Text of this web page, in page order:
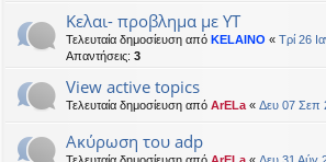
Κελαι- προβλημα με ΥΤ
Τελευταία δημοσίευση από KELAINO « Τρί 26
Απαντήσεις: 3
View active topics
Τελευταία δημοσίευση από ArELa « Δευ 07 Σεπ
Ακύρωση του adp